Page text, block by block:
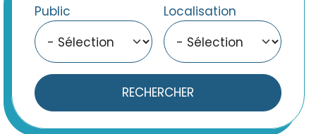
Public Localisation
RECHERCHER